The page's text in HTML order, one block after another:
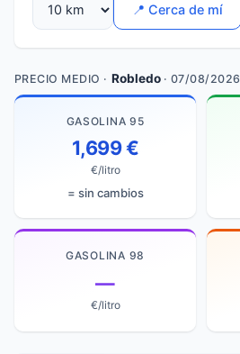
📍 Cerca de mí
PRECIO MEDIO · Robledo· 07/08/2026
GASOLINA 95
1,699 €
€/litro
= sin cambios
GASOLINA 98
—
€/litro